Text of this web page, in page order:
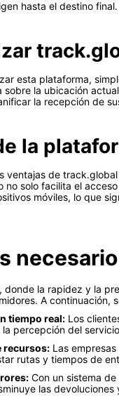
hasta el destino final.
esta plataforma,
sobre la ubicación
la recepción de
la
ventajas de
no solo facilita el
móviles, lo que
donde la rapidez y la
A continuación,
tiempo real: Los
percepción del
recursos: Las
rutas y tiempos de
Con un sistema
las